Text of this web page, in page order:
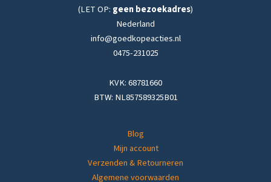
(LET OP: geen bezoekadres)
Nederland
info@goedkopeacties.nl
0475-231025
KVK: 68781660
BTW: NL857589325B01
Blog
Mijn account
Verzenden & Retourneren
Algemene voorwaarden